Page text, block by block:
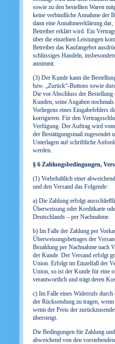
sowie zu den bestellten Waren
keine verbindliche Annahme der
dann eine Annahmeerklärung
Betreiber erklärt wird. Ein
über die einzelnen Leistungen
Betreiber das Kaufangebot
schlüssiges Handeln,
annimmt.
(3) Der Kunde kann die
bzw. „Zurück“-Buttons sowie
Die vor Abschluss der Bestellung
Kunden, seine Angaben
Vorliegens eines Eingabefehlers
korrigieren. Für den
Verfügung. Der Auftrag wird
der Bestätigungsmail zugesendet
Unterlagen auf schriftliche
werden.
§ 6 Zahlungsbedingungen,
(1) Vorbehaltlich einer
und den Versand das Folgende:
a) Die Zahlung erfolgt
Überweisung oder Kreditkarte
Deutschlands – per Nachnahme.
b) Im Falle der Zahlung per
Überweisungsbetrages der
Bezahlung per Nachnahme nach
der Kunde. Der Versand erfolgt
Union. Erfolgt im Einzelfall der
Union, so ist der Kunde für eine
verantwortlich und trägt deren
c) Im Falle eines Widerrufs
der Rücksendung zu tragen,
wenn der Preis der
übersteigt.
Die Bedingungen für Zahlung
abweichend von den